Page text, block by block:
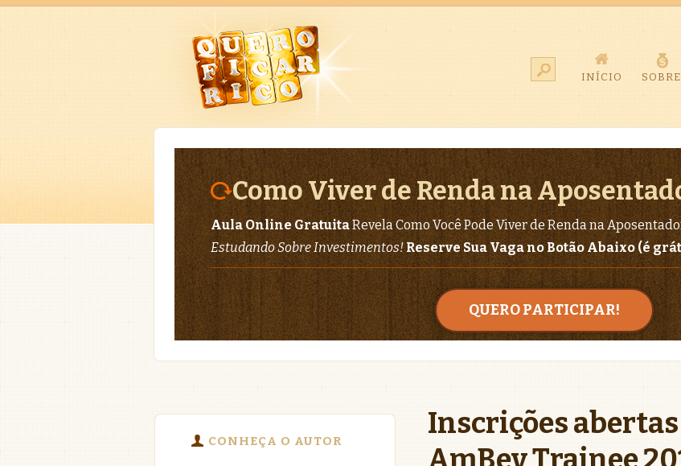
INÍCIO SOBRE
Como Viver de Renda na
Aula Online GratuitaRevela Como Você Pode Viver de Renda na
Estudando Sobre Investimentos! Reserve Sua Vaga no Botão Abaixo (é
QUERO PARTICIPAR!
Inscrições
CONHEÇA O AUTOR